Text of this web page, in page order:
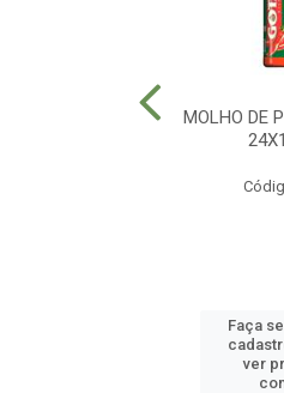
MOLHO DE
Faça
ver